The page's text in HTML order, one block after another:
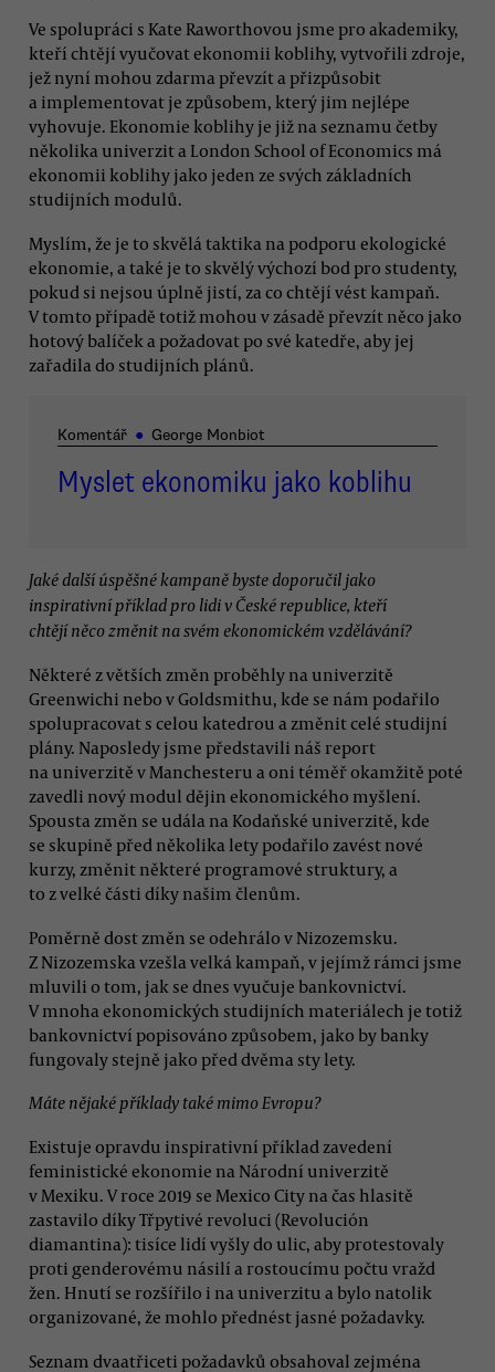
Ve spolupráci s Kate Raworthovou jsme pro akademiky,
kteří chtějí vyučovat ekonomii koblihy, vytvořili zdroje,
jež nyní mohou zdarma převzít a přizpůsobit
a implementovat je způsobem, který jim nejlépe
vyhovuje. Ekonomie koblihy je již na seznamu četby
několika univerzit a London School of Economics má
ekonomii koblihy jako jeden ze svých základních
studijních modulů.
Myslím, že je to skvělá taktika na podporu ekologické
ekonomie, a také je to skvělý výchozí bod pro studenty,
pokud si nejsou úplně jistí, za co chtějí vést kampaň.
V tomto případě totiž mohou v zásadě převzít něco jako
hotový balíček a požadovat po své katedře, aby jej
zařadila do studijních plánů.
Komentář ● George Monbiot
Myslet ekonomiku jako koblihu
Jaké další úspěšné kampaně byste doporučil jako
inspirativní příklad pro lidi v České republice, kteří
chtějí něco změnit na svém ekonomickém vzdělávání?
Některé z větších změn proběhly na univerzitě
Greenwichi nebo v Goldsmithu, kde se nám podařilo
spolupracovat s celou katedrou a změnit celé studijní
plány. Naposledy jsme představili náš report
na univerzitě v Manchesteru a oni téměř okamžitě poté
zavedli nový modul dějin ekonomického myšlení.
Spousta změn se udála na Kodaňské univerzitě, kde
se skupině před několika lety podařilo zavést nové
kurzy, změnit některé programové struktury, a
to z velké části díky našim členům.
Poměrně dost změn se odehrálo v Nizozemsku.
Z Nizozemska vzešla velká kampaň, v jejímž rámci jsme
mluvili o tom, jak se dnes vyučuje bankovnictví.
V mnoha ekonomických studijních materiálech je totiž
bankovnictví popisováno způsobem, jako by banky
fungovaly stejně jako před dvěma sty lety.
Máte nějaké příklady také mimo Evropu?
Existuje opravdu inspirativní příklad zavedení
feministické ekonomie na Národní univerzitě
v Mexiku. V roce 2019 se Mexico City na čas hlasitě
zastavilo díky Třpytivé revoluci (Revolución
diamantina): tisíce lidí vyšly do ulic, aby protestovaly
proti genderovému násilí a rostoucímu počtu vražd
žen. Hnutí se rozšířilo i na univerzitu a bylo natolik
organizované, že mohlo přednést jasné požadavky.
Seznam dvaatřiceti požadavků obsahoval zejména